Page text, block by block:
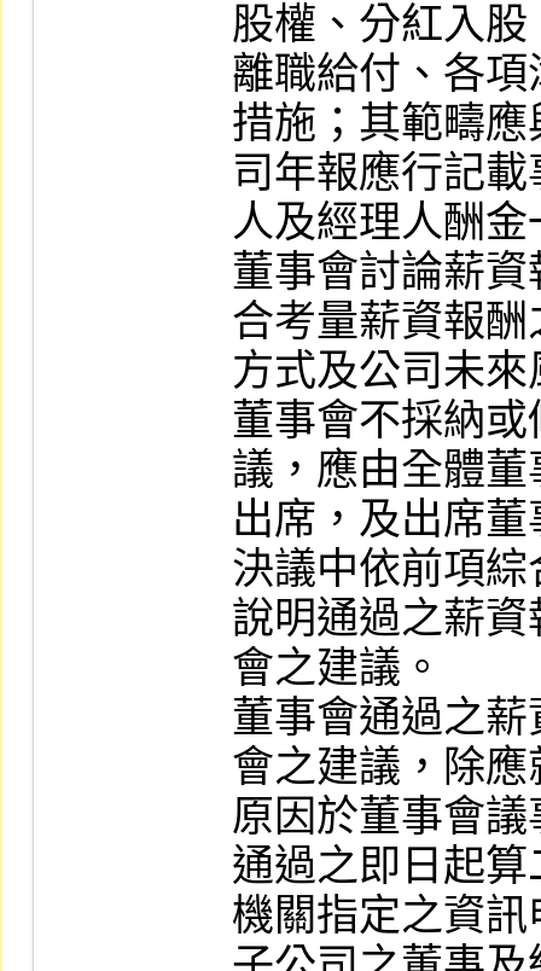
股權、分紅入
離職給付、各
措施；其範疇
司年報應行記
人及經理人酬金
董事會討論薪
合考量薪資報
方式及公司未
董事會不採納
議，應由全體
出席，及出席
決議中依前項
說明通過之薪
會之建議。
董事會通過之
會之建議，除
原因於董事會
通過之即日起
機關指定之資